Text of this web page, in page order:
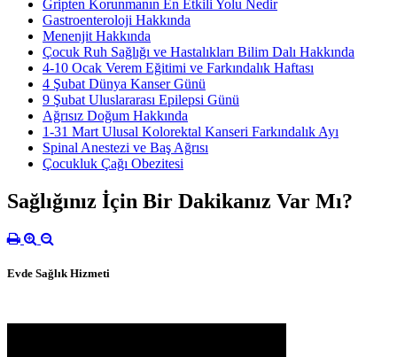
Gripten Korunmanın En Etkili Yolu Nedir
Gastroenteroloji Hakkında
Menenjit Hakkında
Çocuk Ruh Sağlığı ve Hastalıkları Bilim Dalı Hakkında
4-10 Ocak Verem Eğitimi ve Farkındalık Haftası
4 Şubat Dünya Kanser Günü
9 Şubat Uluslararası Epilepsi Günü
Ağrısız Doğum Hakkında
1-31 Mart Ulusal Kolorektal Kanseri Farkındalık Ayı
Spinal Anestezi ve Baş Ağrısı
Çocukluk Çağı Obezitesi
Sağlığınız İçin Bir Dakikanız Var Mı?
Evde Sağlık Hizmeti